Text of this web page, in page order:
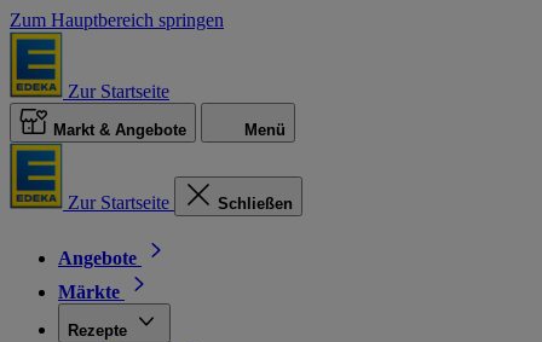
Zum Hauptbereich springen
Zur Startseite
Markt & Angebote Menü
Zur Startseite Schließen
Angebote
Märkte
Rezepte